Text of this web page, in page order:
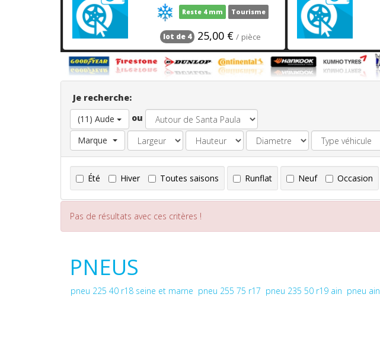
Reste 4 mm Tourisme
lot de 4 25,00 € / pièce
Je recherche:
(11) Aude
ou
Marque
Été Hiver Toutes saisons Runflat Neuf Occasion
Pas de résultats avec ces critères !
PNEUS
pneu 225 40 r18 seine et marne pneu 255 75 r17 pneu 235 50 r19 ain pneu ain